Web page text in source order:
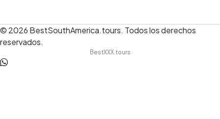
© 2026 BestSouthAmerica.tours. Todos los derechos
reservados.
BestXXX.tours